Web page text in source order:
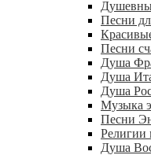
Песни
Песни
Душа
Душа
Душа
Музыка
Песни
Религии
Душа